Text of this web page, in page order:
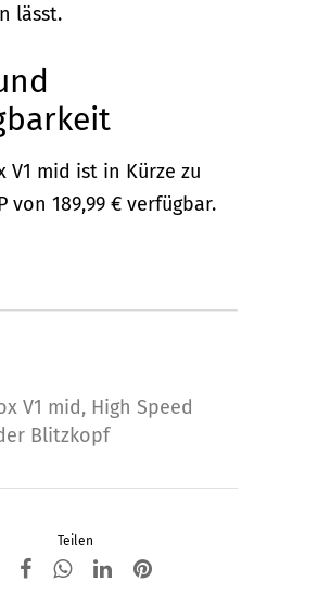
lässt.
V1 mid ist in Kürze zu
von 189,99 € verfügbar.
V1 mid, High Speed
Blitzkopf
Teilen